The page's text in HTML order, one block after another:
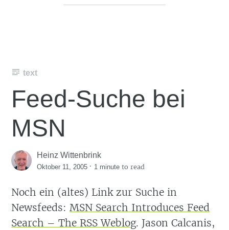
text
Feed-Suche bei
MSN
Heinz Wittenbrink
Oktober 11, 2005 · 1 minute to read
Noch ein (altes) Link zur Suche in
Newsfeeds:MSN Search Introduces Feed
Search – The RSS Weblog. Jason Calcanis,